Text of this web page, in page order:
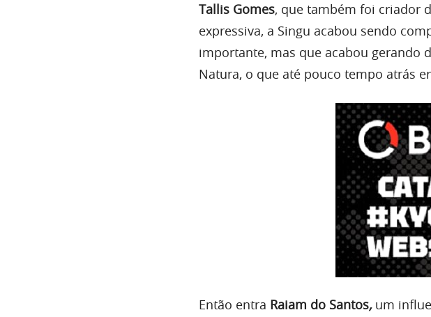
Tallis Gomes, que também foi criador
expressiva, a Singu acabou sendo
importante, mas que acabou gerando
Natura, o que até pouco tempo atrás
Então entra Raiam do Santos, um